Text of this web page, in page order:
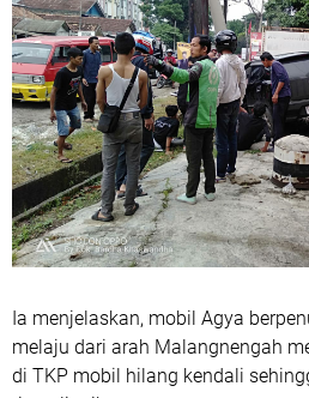
Ia menjelaskan, mobil Agya
melaju dari arah Malangnengah
di TKP mobil hilang kendali